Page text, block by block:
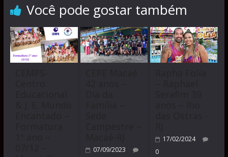
Você pode gostar também
07/09/2023
17/02/2024
0